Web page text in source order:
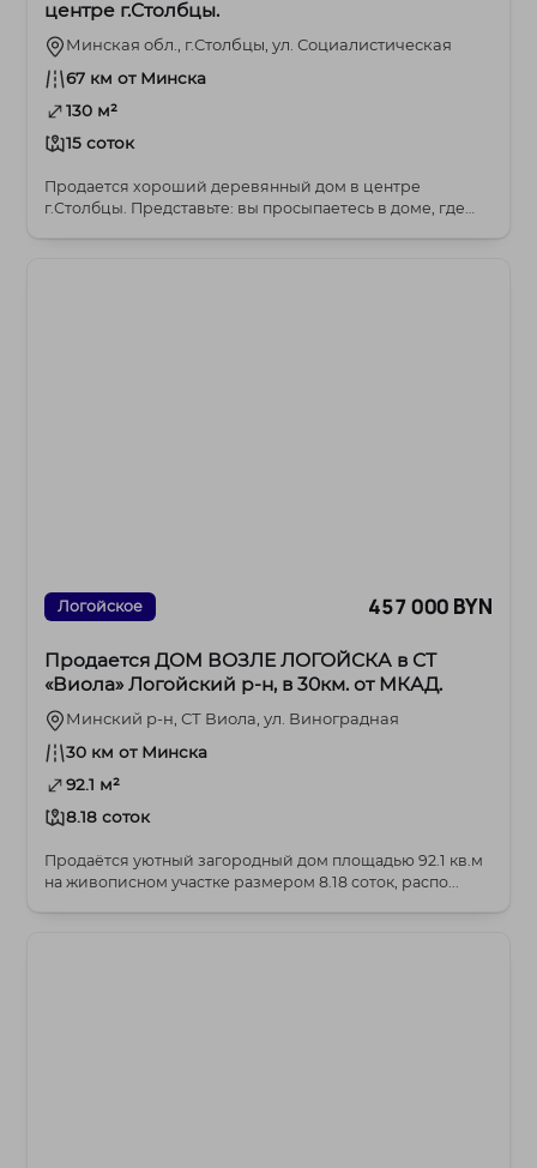
центре г.Столбцы.
Минская обл., г.Столбцы, ул. Социалистическая
67 км от Минска
130 м²
15 соток
Продается хороший деревянный дом в центре
г.Столбцы. Представьте: вы просыпаетесь в доме, где
Логойское 457 000 BYN
Продается ДОМ ВОЗЛЕ ЛОГОЙСКА в СТ
«Виола» Логойский р-н, в 30км. от МКАД.
Минский р-н, СТ Виола, ул. Виноградная
30 км от Минска
92.1 м²
8.18 соток
Продаётся уютный загородный дом площадью 92.1 кв.м
на живописном участке размером 8.18 соток, распо...